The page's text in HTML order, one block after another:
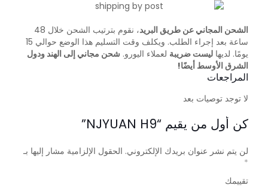
الشحن المجاني عن طريق البريد
، نقوم بترتيب الشحن خلال 48
ساعة بعد إجراء الطلب. ويكلف وقت التسليم هذا الوضع حوالي 15
يومًا. لديها ليست ضريبة لعملاء اليورو. شحن مجاني إلى الهند ودول
الشرق الأوسط أيضًا!
المراجعات
لا توجد توصيات بعد
كن أول من يقيم “NJYUAN H9”
لن يتم نشر عنوان بريدك الإلكتروني. الحقول الإلزامية مشار إليها بـ
*
تقييمك